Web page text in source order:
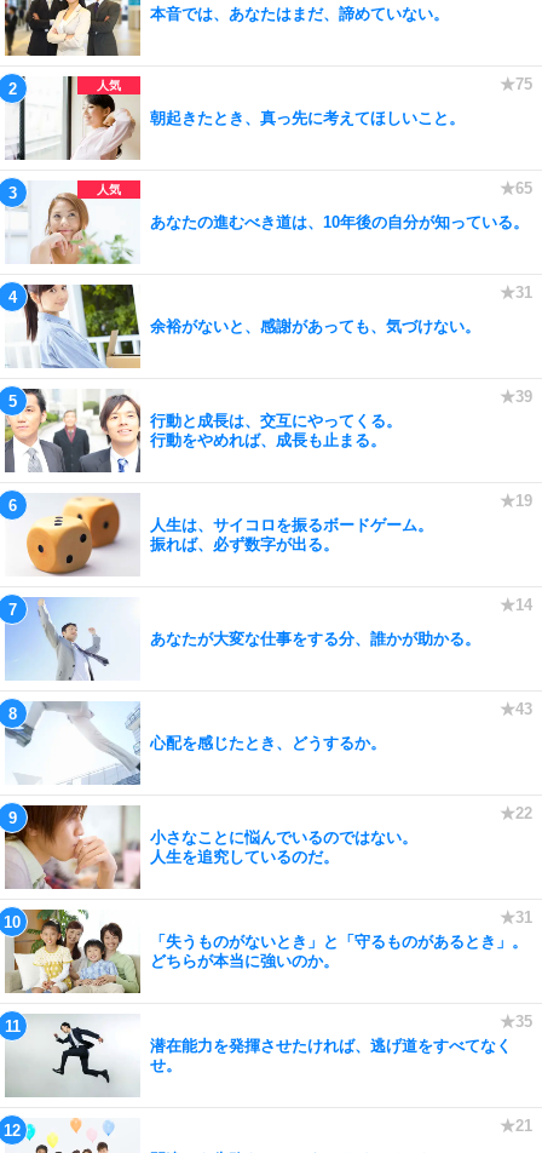
本音では、あなたはまだ、諦めていない。
朝起きたとき、真っ先に考えてほしいこと。
あなたの進むべき道は、10年後の自分が知っている。
余裕がないと、感謝があっても、気づけない。
行動と成長は、交互にやってくる。
行動をやめれば、成長も止まる。
人生は、サイコロを振るボードゲーム。
振れば、必ず数字が出る。
あなたが大変な仕事をする分、誰かが助かる。
心配を感じたとき、どうするか。
小さなことに悩んでいるのではない。
人生を追究しているのだ。
「失うものがないとき」と「守るものがあるとき」。
どちらが本当に強いのか。
潜在能力を発揮させたければ、逃げ道をすべてなく
せ。